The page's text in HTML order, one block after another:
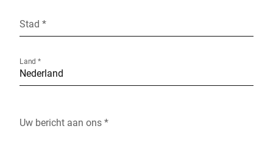
Stad *
Land *
Uw bericht aan ons *